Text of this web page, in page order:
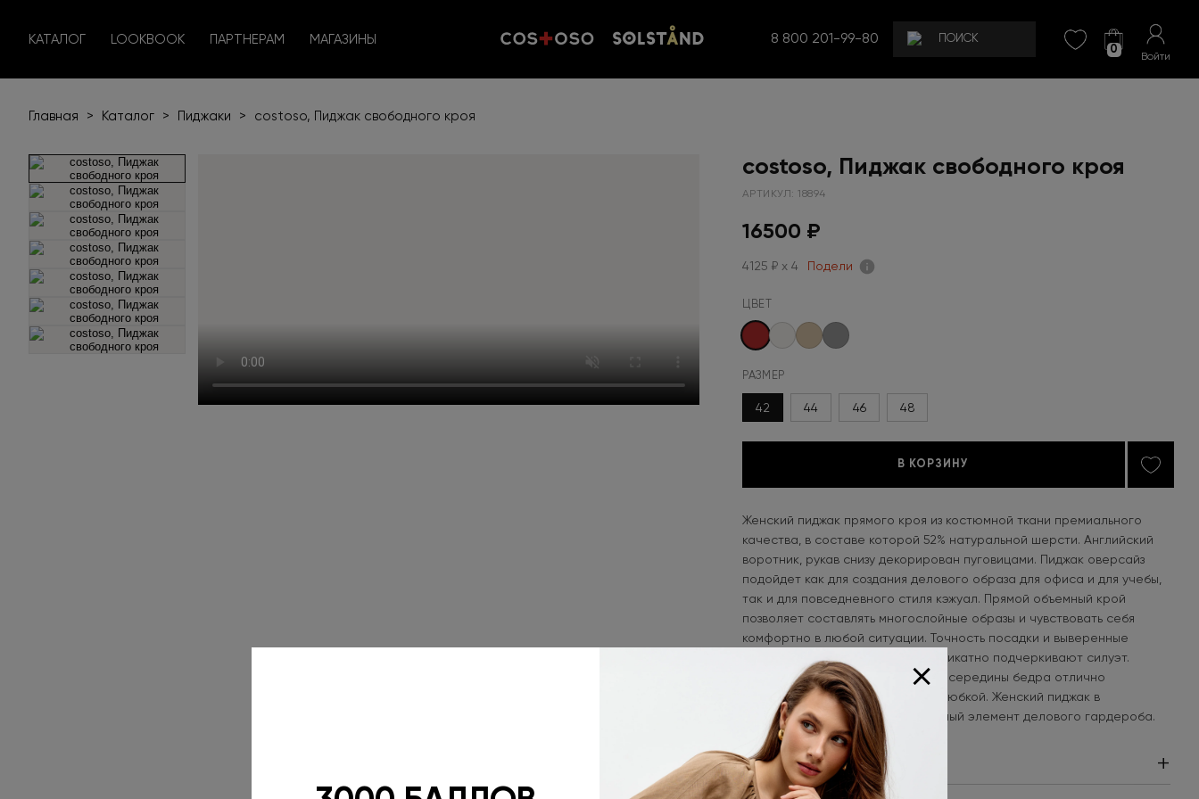
КАТАЛОГ LOOKBOOK ПАРТНЕРАМ МАГАЗИНЫ 8 800 201-99-80
0
Войти
Главная > Каталог > Пиджаки > costoso, Пиджак свободного кроя
costoso, Пиджак свободного кроя
АРТИКУЛ: 18894
16500 ₽
4125 ₽ x 4 Подели
ЦВЕТ
РАЗМЕР
42 44 46 48
В КОРЗИНУ
Женский пиджак прямого кроя из костюмной ткани премиального
качества, в составе которой 52% натуральной шерсти. Английский
воротник, рукав снизу декорирован пуговицами. Пиджак оверсайз
подойдет как для создания делового образа для офиса и для учебы,
так и для повседневного стиля кэжуал. Прямой объемный крой
позволяет составлять многослойные образы и чувствовать себя
комфортно в любой ситуации. Точность посадки и выверенные
архитектурные линии жакета деликатно подчеркивают силуэт.
Универсальная длина изделия до середины бедра отлично
сочетается как с брюками, так и юбкой. Женский пиджак в
классическом стиле - обязательный элемент делового гардероба.
СОСТАВ И УХОД +
+